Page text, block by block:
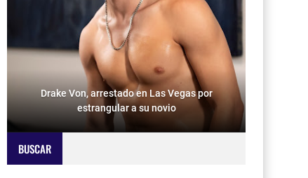
Drake Von, arrestado en Las Vegas por
estrangular a su novio
BUSCAR